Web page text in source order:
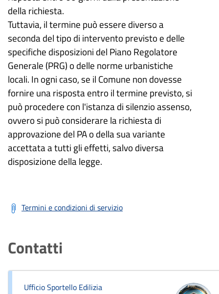
della richiesta.
Tuttavia, il termine può essere diverso a
seconda del tipo di intervento previsto e delle
specifiche disposizioni del Piano Regolatore
Generale (PRG) o delle norme urbanistiche
locali. In ogni caso, se il Comune non dovesse
fornire una risposta entro il termine previsto, si
può procedere con l'istanza di silenzio assenso,
ovvero si può considerare la richiesta di
approvazione del PA o della sua variante
accettata a tutti gli effetti, salvo diversa
disposizione della legge.
Termini e condizioni di servizio
Contatti
Ufficio Sportello Edilizia